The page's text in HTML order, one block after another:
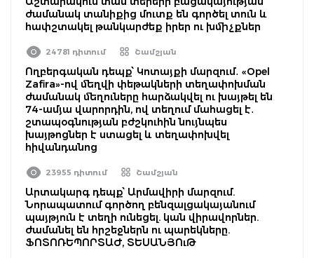
ժամանակ տանիքից մուտք են գործել տուն և
հափշտակել թանկարժեք իրեր ու խմիչքներ
24781 դիտում Շամշյան
Ողբերգական դեպք՝ Կոտայքի մարզում․ «Opel
Zafira»-ով մեղվի փեթակների տեղափոխման
ժամանակ մեղուները հարձակվել ու խայթել են
74-ամյա վարորդին, ով տեղում մահացել է․
շտապօգնության բժշկուհին նույնպես
խայթոցներ է ստացել և տեղափոխվել
հիվանդանոց
23955 դիտում Շամշյան
Արտակարգ դեպք՝ Արմավիրի մարզում.
Նորապատում գործող բենզալցակայանում
պայթյուն է տեղի ունեցել. կան վիրավորներ.
ժամանել են հրշեջներն ու պարեկները.
ՖՈՏՈՌԵՊՈՐՏԱԺ, ՏԵՍԱՆՅՈւԹ